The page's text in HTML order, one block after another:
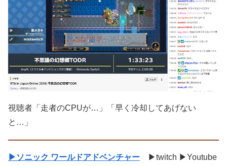
視聴者「走者のCPUが…」「早く冷却してあげない
と…」
▶ソニック ワールドアドベンチャー ▶twitch ▶Youtube